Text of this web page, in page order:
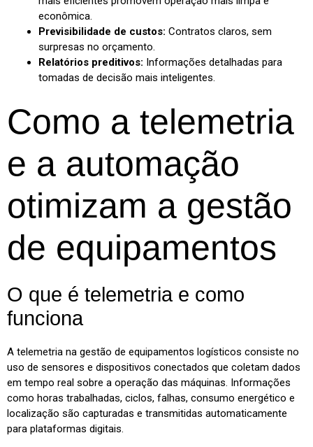
econômica.
Previsibilidade de custos: Contratos claros, sem
surpresas no orçamento.
Relatórios preditivos: Informações detalhadas para
tomadas de decisão mais inteligentes.
Como a telemetria
e a automação
otimizam a gestão
de equipamentos
O que é telemetria e como
funciona
A telemetria na gestão de equipamentos logísticos consiste no
uso de sensores e dispositivos conectados que coletam dados
em tempo real sobre a operação das máquinas. Informações
como horas trabalhadas, ciclos, falhas, consumo energético e
localização são capturadas e transmitidas automaticamente
para plataformas digitais.